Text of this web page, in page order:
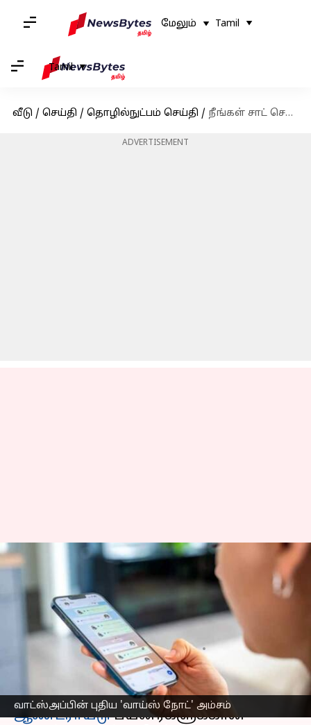
மேலும் Tamil
Tamil
வீடு / செய்தி / தொழில்நுட்பம் செய்தி / நீங்கள் சாட் செய்யும் விதத்தை மாற்றும் வாட்ஸ்அப்பின் புதிய 'வாய்ஸ் நோட்' அம்சம்
ADVERTISEMENT
வாட்ஸ்அப்பின் புதிய 'வாய்ஸ் நோட்' அம்சம்
நீங்கள் சாட் செய்யும்
விதத்தை மாற்றும்
வாட்ஸ்அப்பின் புதிய
'வாய்ஸ் நோட்' அம்சம்
Venkatalakshmi V Feb 07, 2025 01:06 pm
செய்தி முன்னோட்டம்
ஆண்ட்ராய்டுபயனர்களுக்கான